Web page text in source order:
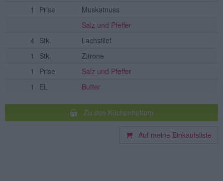
1
Prise
Muskatnuss
Salz und Pfeffer
4 Stk.
Lachsfilet
1
Stk.
Zitrone
1
Prise
Salz und Pfeffer
1
EL Butter
Zu den Küchenhelfern
Auf meine Einkaufsliste